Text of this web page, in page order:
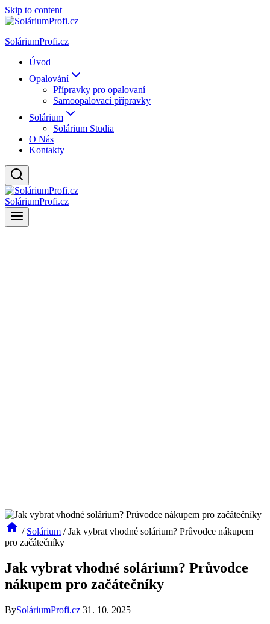
Skip to content
SoláriumProfi.cz
Úvod
Opalování
Přípravky pro opalovaní
Samoopalovací přípravky
Solárium
Solárium Studia
O Nás
Kontakty
SoláriumProfi.cz
/ Solárium / Jak vybrat vhodné solárium? Průvodce nákupem
pro začátečníky
Jak vybrat vhodné solárium? Průvodce
nákupem pro začátečníky
BySoláriumProfi.cz 31. 10. 2025